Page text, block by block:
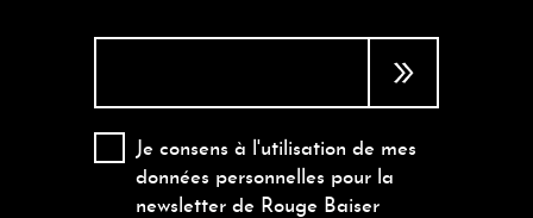
Je consens à l'utilisation de mes
données personnelles pour la
newsletter de Rouge Baiser